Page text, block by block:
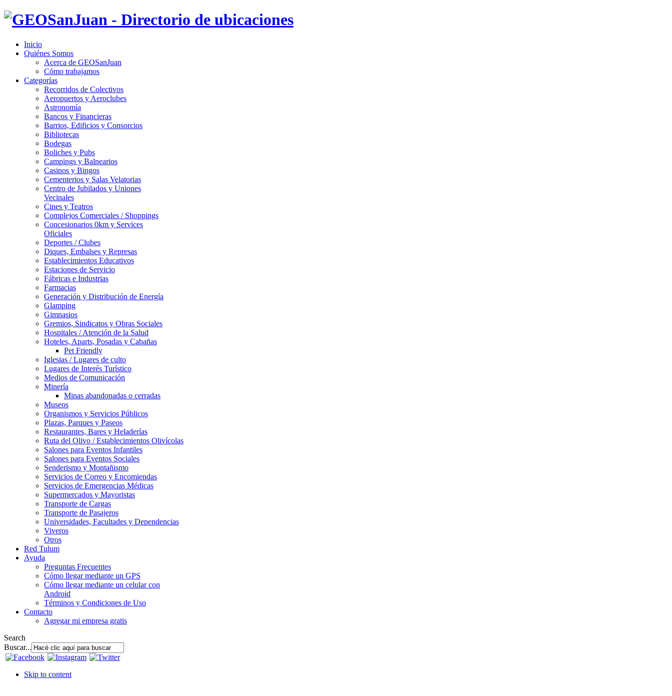
Inicio
Quiénes Somos
Acerca de GEOSanJuan
Cómo trabajamos
Categorías
Recorridos de Colectivos
Aeropuertos y Aeroclubes
Astronomía
Bancos y Financieras
Barrios, Edificios y Consorcios
Bibliotecas
Bodegas
Boliches y Pubs
Campings y Balnearios
Casinos y Bingos
Cementerios y Salas Velatorias
Centro de Jubilados y Uniones
Vecinales
Cines y Teatros
Complejos Comerciales / Shoppings
Concesionarios 0km y Services
Oficiales
Deportes / Clubes
Diques, Embalses y Represas
Establecimientos Educativos
Estaciones de Servicio
Fábricas e Industrias
Farmacias
Generación y Distribución de Energía
Glamping
Gimnasios
Gremios, Sindicatos y Obras Sociales
Hospitales / Atención de la Salud
Hoteles, Aparts, Posadas y Cabañas
Pet Friendly
Iglesias / Lugares de culto
Lugares de Interés Turístico
Medios de Comunicación
Minería
Minas abandonadas o cerradas
Museos
Organismos y Servicios Públicos
Plazas, Parques y Paseos
Restaurantes, Bares y Heladerías
Ruta del Olivo / Establecimientos Olivícolas
Salones para Eventos Infantiles
Salones para Eventos Sociales
Senderismo y Montañismo
Servicios de Correo y Encomiendas
Servicios de Emergencias Médicas
Supermercados y Mayoristas
Transporte de Cargas
Transporte de Pasajeros
Universidades, Facultades y Dependencias
Viveros
Otros
Red Tulum
Ayuda
Preguntas Frecuentes
Cómo llegar mediante un GPS
Cómo llegar mediante un celular con
Android
Términos y Condiciones de Uso
Contacto
Agregar mi empresa gratis
Search
Buscar...
Skip to content